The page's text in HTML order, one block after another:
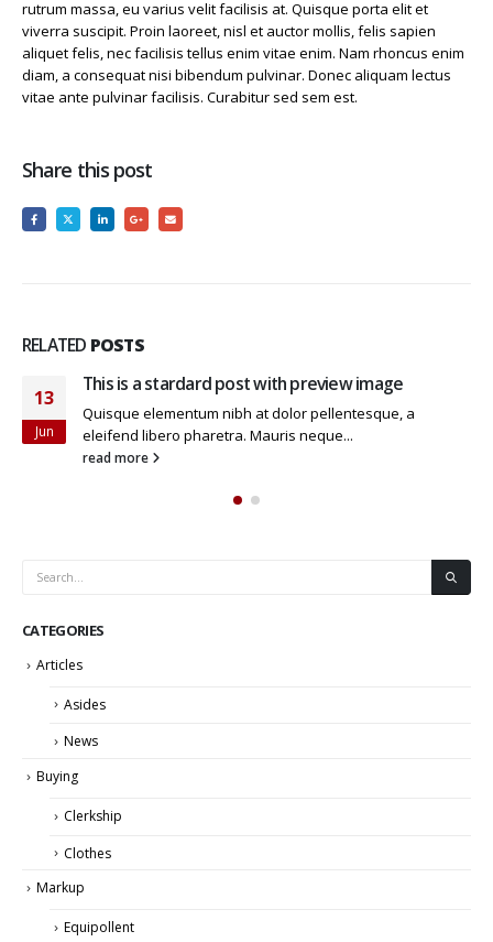
rutrum massa, eu varius velit facilisis at. Quisque porta elit et
viverra suscipit. Proin laoreet, nisl et auctor mollis, felis sapien
aliquet felis, nec facilisis tellus enim vitae enim. Nam rhoncus enim
diam, a consequat nisi bibendum pulvinar. Donec aliquam lectus
vitae ante pulvinar facilisis. Curabitur sed sem est.
Share this post
RELATED POSTS
13
Jun
This is a stardard post with preview image
Quisque elementum nibh at dolor pellentesque, a
eleifend libero pharetra. Mauris neque...
read more
CATEGORIES
Articles
Asides
News
Buying
Clerkship
Clothes
Markup
Equipollent